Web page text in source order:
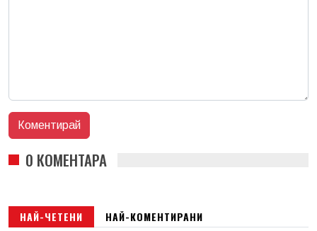
0 КОМЕНТАРА
НАЙ-ЧЕТЕНИ НАЙ-КОМЕНТИРАНИ